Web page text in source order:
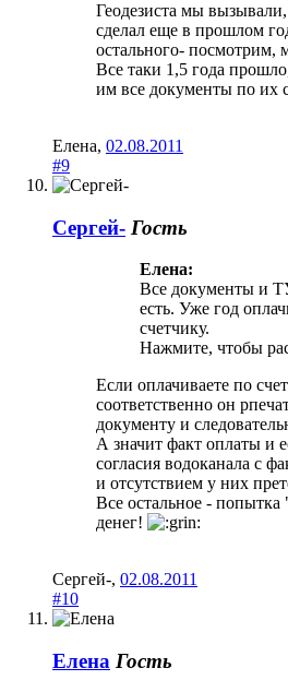
Геодезиста мы
сделал еще в прошлом
остального- посмотрим,
Все таки 1,5 года
им все документы по их
Елена, 02.08.2011
#9
Сергей- Гость
Елена:
Все документы и
есть. Уже год
счетчику.
Нажмите, чтобы
Если оплачиваете по
соответственно он
документу и
А значит факт оплаты и
согласия водоканала с
и отсутствием у них
Все остальное -
денег!
Сергей-, 02.08.2011
#10
Елена Гость